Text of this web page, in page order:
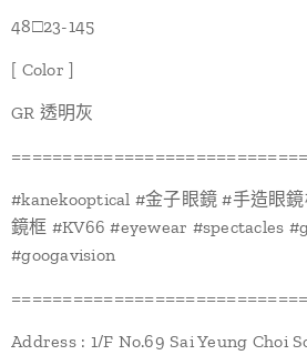
48□23-145
[ Color ]
GR 透明灰
#kanekooptical #金子眼鏡 #手造眼
鏡框 #KV66 #eyewear #spectacles
#googavision
Address : 1/F No.69 Sai Yeung Choi